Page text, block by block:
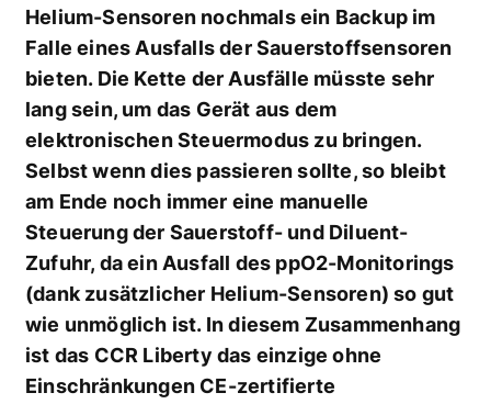
Helium-Sensoren nochmals ein Backup im
Falle eines Ausfalls der Sauerstoffsensoren
bieten. Die Kette der Ausfälle müsste sehr
lang sein, um das Gerät aus dem
elektronischen Steuermodus zu bringen.
Selbst wenn dies passieren sollte, so bleibt
am Ende noch immer eine manuelle
Steuerung der Sauerstoff- und Diluent-
Zufuhr, da ein Ausfall des ppO2-Monitorings
(dank zusätzlicher Helium-Sensoren) so gut
wie unmöglich ist. In diesem Zusammenhang
ist das CCR Liberty das einzige ohne
Einschränkungen CE-zertifierte